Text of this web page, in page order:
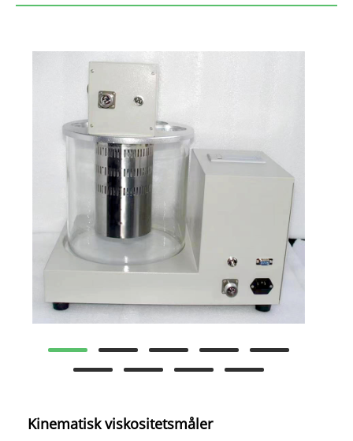
Kinematisk viskositetsmåler